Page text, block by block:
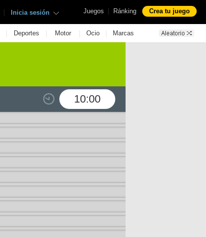
Juegos | Ránking Crea tu juego
| Inicia sesión
| Deportes | Motor | Ocio | Marcas
10:00